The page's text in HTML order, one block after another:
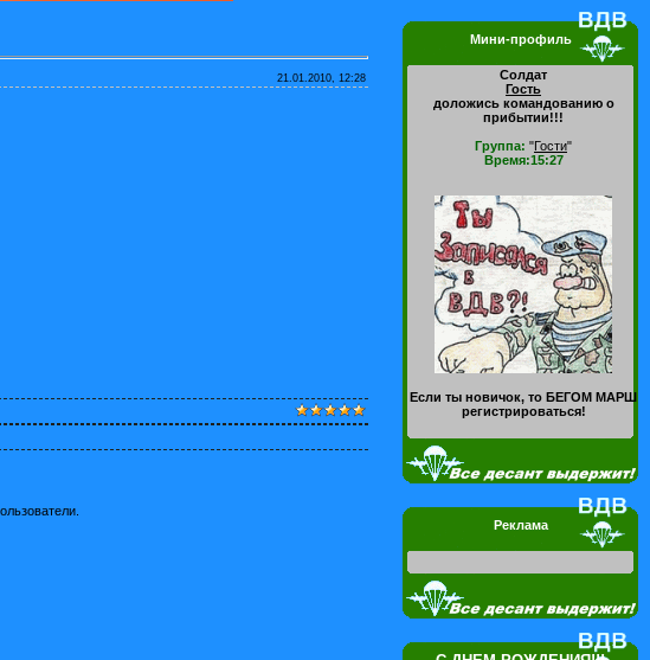
21.01.2010, 12:28
Мини-профиль
Солдат
Гость
доложись командованию о
прибытии!!!
Группа: "Гости"
Время:15:27
Если ты новичок, то БЕГОМ МАРШ
регистрироваться!
Реклама